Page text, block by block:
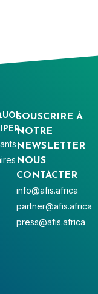
SOUSCRIRE À
NOTRE
NEWSLETTER
NOUS
CONTACTER
info@afis.africa
partner@afis.africa
press@afis.africa